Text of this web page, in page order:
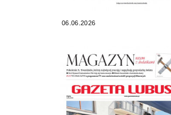
06.06.2026